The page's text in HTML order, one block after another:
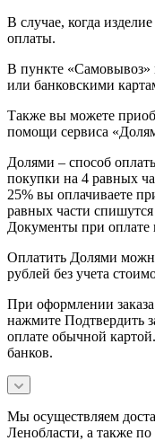
В случае, когда
оплаты.
В пункте «Самовывоз»
или банковскими
Также вы можете
помощи сервиса
Долями – способ
покупки на 4 равных
25% вы оплачиваете
равных части
Документы при оплате
Оплатить Долями
рублей без учета
При оформлении
нажмите Подтвердить
оплате обычной
банков.
Мы осуществляем
Ленобласти, а также по